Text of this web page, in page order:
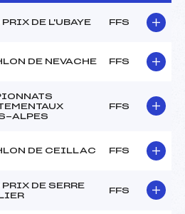
PRIX DE L'UBAYE FFS
DE NEVACHE FFS
ALPES
FFS
DE CEILLAC FFS
PRIX DE SERRE
FFS